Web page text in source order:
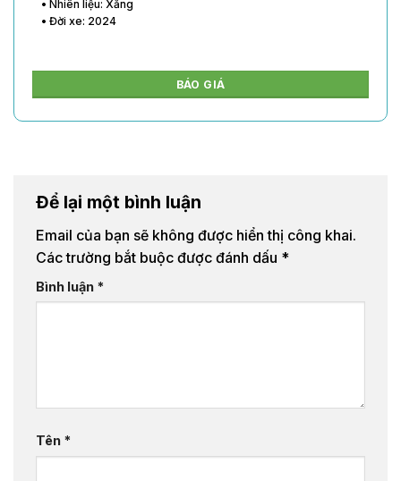
• Nhiên liệu: Xăng
• Đời xe: 2024
BÁO GIÁ
Để lại một bình luận
Email của bạn sẽ không được hiển thị công khai.
Các trường bắt buộc được đánh dấu *
Bình luận *
Tên *